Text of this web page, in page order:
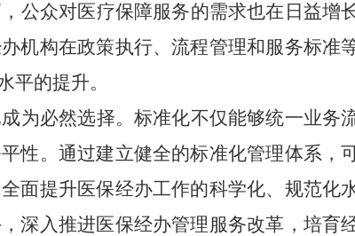
公众对医疗保障服务的需求也在日益增
机构在政策执行、流程管理和服务标准
平的提升。
为必然选择。标准化不仅能够统一业务
性。通过建立健全的标准化管理体系，
面提升医保经办工作的科学化、规范化
深入推进医保经办管理服务改革，培育